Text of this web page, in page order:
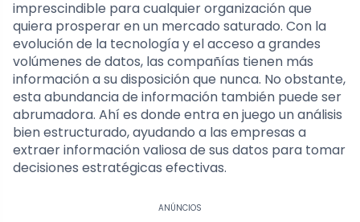
imprescindible para cualquier organización que
quiera prosperar en un mercado saturado. Con la
evolución de la tecnología y el acceso a grandes
volúmenes de datos, las compañías tienen más
información a su disposición que nunca. No obstante,
esta abundancia de información también puede ser
abrumadora. Ahí es donde entra en juego un análisis
bien estructurado, ayudando a las empresas a
extraer información valiosa de sus datos para tomar
decisiones estratégicas efectivas.
ANÚNCIOS